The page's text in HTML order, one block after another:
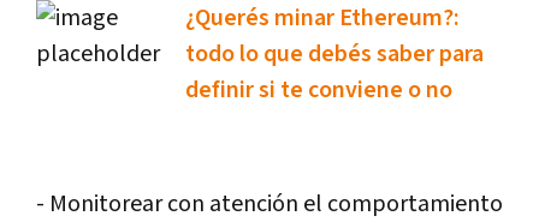
¿Querés minar Ethereum?:
todo lo que debés saber para
definir si te conviene o no
- Monitorear con atención el comportamiento